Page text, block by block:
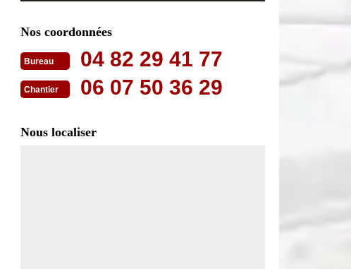
Nos coordonnées
Bureau 04 82 29 41 77
Chantier 06 07 50 36 29
Nous localiser